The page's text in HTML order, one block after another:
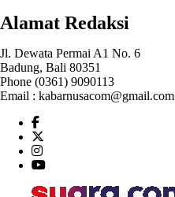
Alamat Redaksi
Jl. Dewata Permai A1 No. 6
Badung, Bali 80351
Phone (0361) 9090113
Email : kabarnusacom@gmail.com